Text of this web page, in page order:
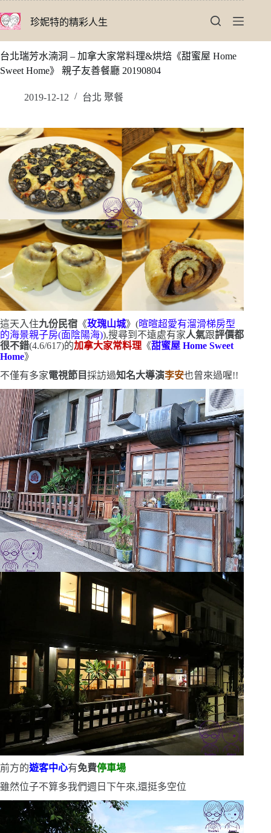
至
要
內
珍妮特的精彩人生
台北瑞芳水湳洞 – 加拿大家常料理&烘焙《甜蜜屋 Home
Sweet Home》 親子友善餐廳 20190804
2019-12-12 台北 聚餐
這天入住九份民宿 《玫瑰山城》 (暄暄超愛有溜滑梯房型
的海景親子房(面陰陽海)),搜尋到不遠處有家人氣跟評價都
很不錯(4.6/617)的加拿大家常料理 《甜蜜屋 Home Sweet
Home》
不僅有多家電視節目採訪過知名大導演李安也曾來過喔!!
前方的遊客中心有免費停車場
雖然位子不算多我們週日下午來,還挺多空位